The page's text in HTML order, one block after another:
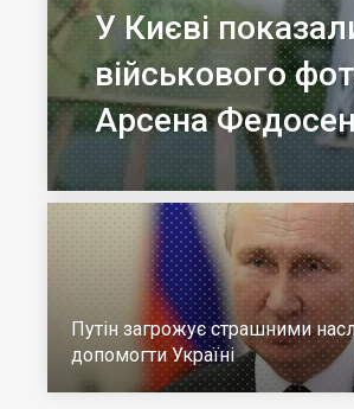
У Києві
військового
Арсена
загинув на війні
Путін загрожує страшними
допомогти Україні